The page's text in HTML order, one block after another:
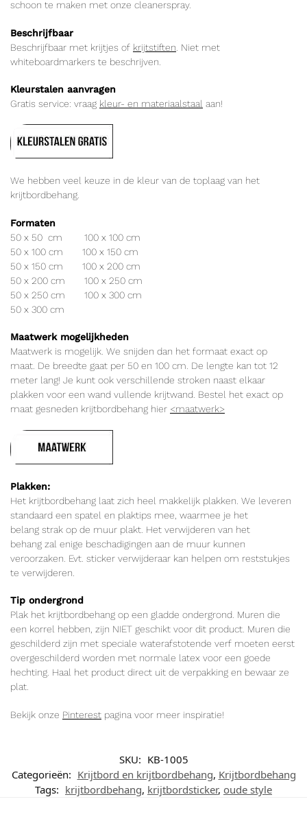
schoon te maken met onze cleanerspray.
Beschrijfbaar
Beschrijfbaar met krijtjes of krijtstiften . Niet met
whiteboardmarkers te beschrijven.
Kleurstalen aanvragen
Gratis service: vraag kleur- en materiaalstaal aan!
We hebben veel keuze in de kleur van de toplaag van het
krijtbordbehang.
Formaten
50 x 50 cm 100 x 100 cm
50 x 100 cm 100 x 150 cm
50 x 150 cm 100 x 200 cm
50 x 200 cm 100 x 250 cm
50 x 250 cm 100 x 300 cm
50 x 300 cm
Maatwerk mogelijkheden
Maatwerk is mogelijk. We snijden dan het formaat exact op
maat. De breedte gaat per 50 en 100 cm. De lengte kan tot 12
meter lang! Je kunt ook verschillende stroken naast elkaar
plakken voor een wand vullende krijtwand. Bestel het exact op
maat gesneden krijtbordbehang hier <maatwerk>
Plakken:
Het krijtbordbehang laat zich heel makkelijk plakken. We leveren
standaard een spatel en plaktips mee, waarmee je het
belang strak op de muur plakt. Het verwijderen van het
behang zal enige beschadigingen aan de muur kunnen
veroorzaken. Evt. sticker verwijderaar kan helpen om reststukjes
te verwijderen.
Tip ondergrond
Plak het krijtbordbehang op een gladde ondergrond. Muren die
een korrel hebben, zijn NIET geschikt voor dit product. Muren die
geschilderd zijn met speciale waterafstotende verf moeten eerst
overgeschilderd worden met normale latex voor een goede
hechting. Haal het product direct uit de verpakking en bewaar ze
plat.
Bekijk onze Pinterest pagina voor meer inspiratie!
SKU: KB-1005
Categorieën: Krijtbord en krijtbordbehang, Krijtbordbehang
Tags: krijtbordbehang, krijtbordsticker, oude style